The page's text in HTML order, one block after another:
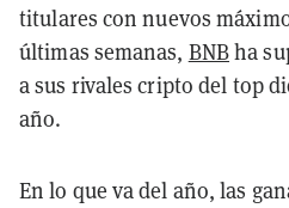
titulares con nuevos
últimas semanas, BNBha
a sus rivales cripto del top
año.
En lo que va del año, las